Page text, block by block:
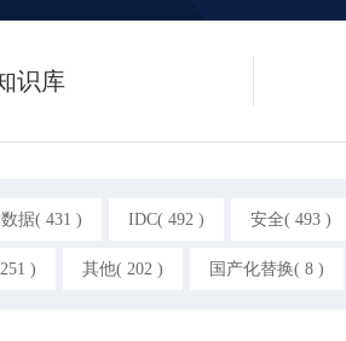
识库
据( 431 ) IDC( 492 ) 安全( 493 )
) 其他( 202 ) 国产化替换( 8 )